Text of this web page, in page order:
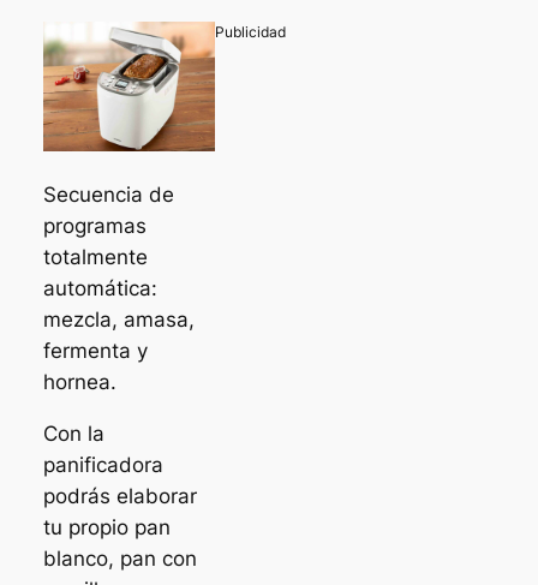
Secuencia de
programas
totalmente
automática:
mezcla, amasa,
fermenta y
hornea.
Con la
panificadora
podrás elaborar
tu propio pan
blanco, pan con